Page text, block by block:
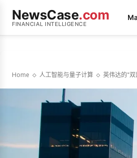
NewsCase.com
FINANCIAL INTELLIGENCE
Home 人工智能与量子计算 英伟达的"